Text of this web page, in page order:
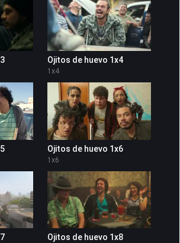
Ojitos de huevo 1x4
1 x4
Ojitos de huevo 1x6
1 x6
Ojitos de huevo 1x8